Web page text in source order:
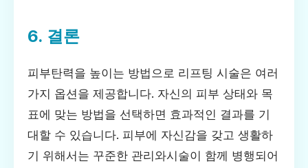
6. 결론
피부탄력을 높이는 방법으로 리프팅 시술은 여러
가지 옵션을 제공합니다. 자신의 피부 상태와 목
표에 맞는 방법을 선택하면 효과적인 결과를 기
대할 수 있습니다. 피부에 자신감을 갖고 생활하
기 위해서는 꾸준한 관리와시술이 함께 병행되어